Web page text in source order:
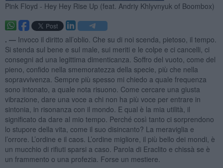
Pink Floyd - Hey Hey Rise Up (feat. Andriy Khlyvnyuk of Boombox)
. — Invoco il diritto all’oblio. Che su di noi scenda, pietoso, il tempo.
Si stenda sul bene e sul male, sui meriti e le colpe e ci cancelli, ci
consegni ad una legittima dimenticanza. Soffro del vuoto, come del
pieno, confido nella smemoratezza della specie, più che nella
sopravvivenza. Sempre più spesso mi chiedo a quale frequenza
sono intonato, a quale nota risuono. Come cercare una giusta
vibrazione, dare una voce a chi non ha più voce per entrare in
sintonia, in risonanza con il mondo. E qual è la mia utilità, il
significato da dare al mio tempo. Perché così tanto ci sorprendono
lo stupore della vita, come il suo disincanto? La meraviglia e
l’orrore. L’ordine e il caos. L’ordine migliore, il più bello dei mondi, è
un mucchio di rifiuti sparsi a caso. Parola di Eraclito e chissà se è
un frammento o una profezia. Forse un mestiere.